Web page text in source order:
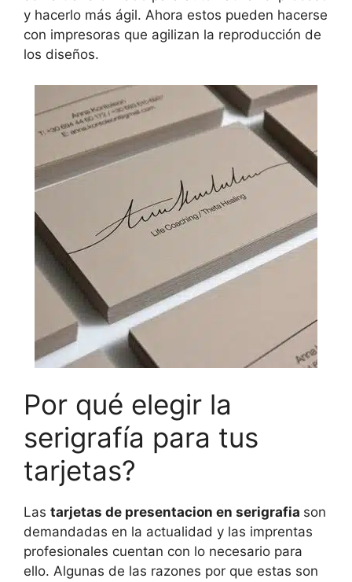
y hacerlo más ágil. Ahora estos pueden hacerse
con impresoras que agilizan la reproducción de
los diseños.
Por qué elegir la
serigrafía para tus
tarjetas?
Las tarjetas de presentacion en serigrafia son
demandadas en la actualidad y las imprentas
profesionales cuentan con lo necesario para
ello. Algunas de las razones por que estas son